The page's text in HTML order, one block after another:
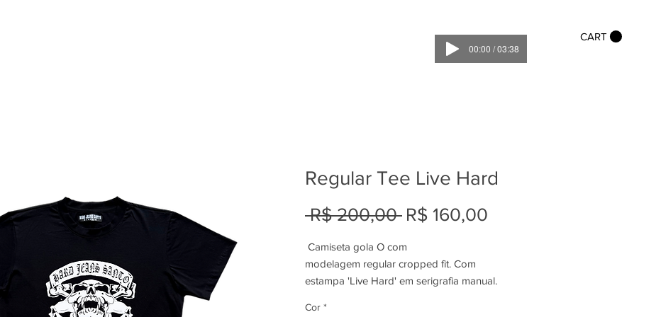
CART
Regular Tee Live Hard
R$ 200,00 Preço
R$ 160,00
Camiseta gola O com
modelagem regular cropped fit. Com
estampa 'Live Hard' em serigrafia manual.
(algodão bio + anti peeling) mais leve.
Cor *
00:00 / 03:38